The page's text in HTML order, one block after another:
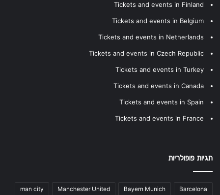
Tickets and events in Finland
Tickets and events in Belgium
Tickets and events in Netherlands
Tickets and events in Czech Republic
Tickets and events in Turkey
Tickets and events in Canada
Tickets and events in Spain
Tickets and events in France
תגיות פופולריות
Barcelona
Bayern Munich
Manchester United
man city